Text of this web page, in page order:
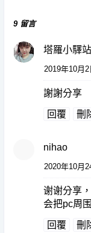
9 留言
塔羅小驛站
2019年10月
謝謝分享
回覆 刪
nihao
2020年10月
谢谢分享
会把pc周
回覆 刪